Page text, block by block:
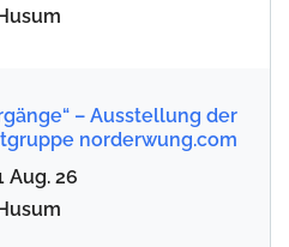
Husum
– Ausstellung der
norderwung.com
Aug. 26
Husum